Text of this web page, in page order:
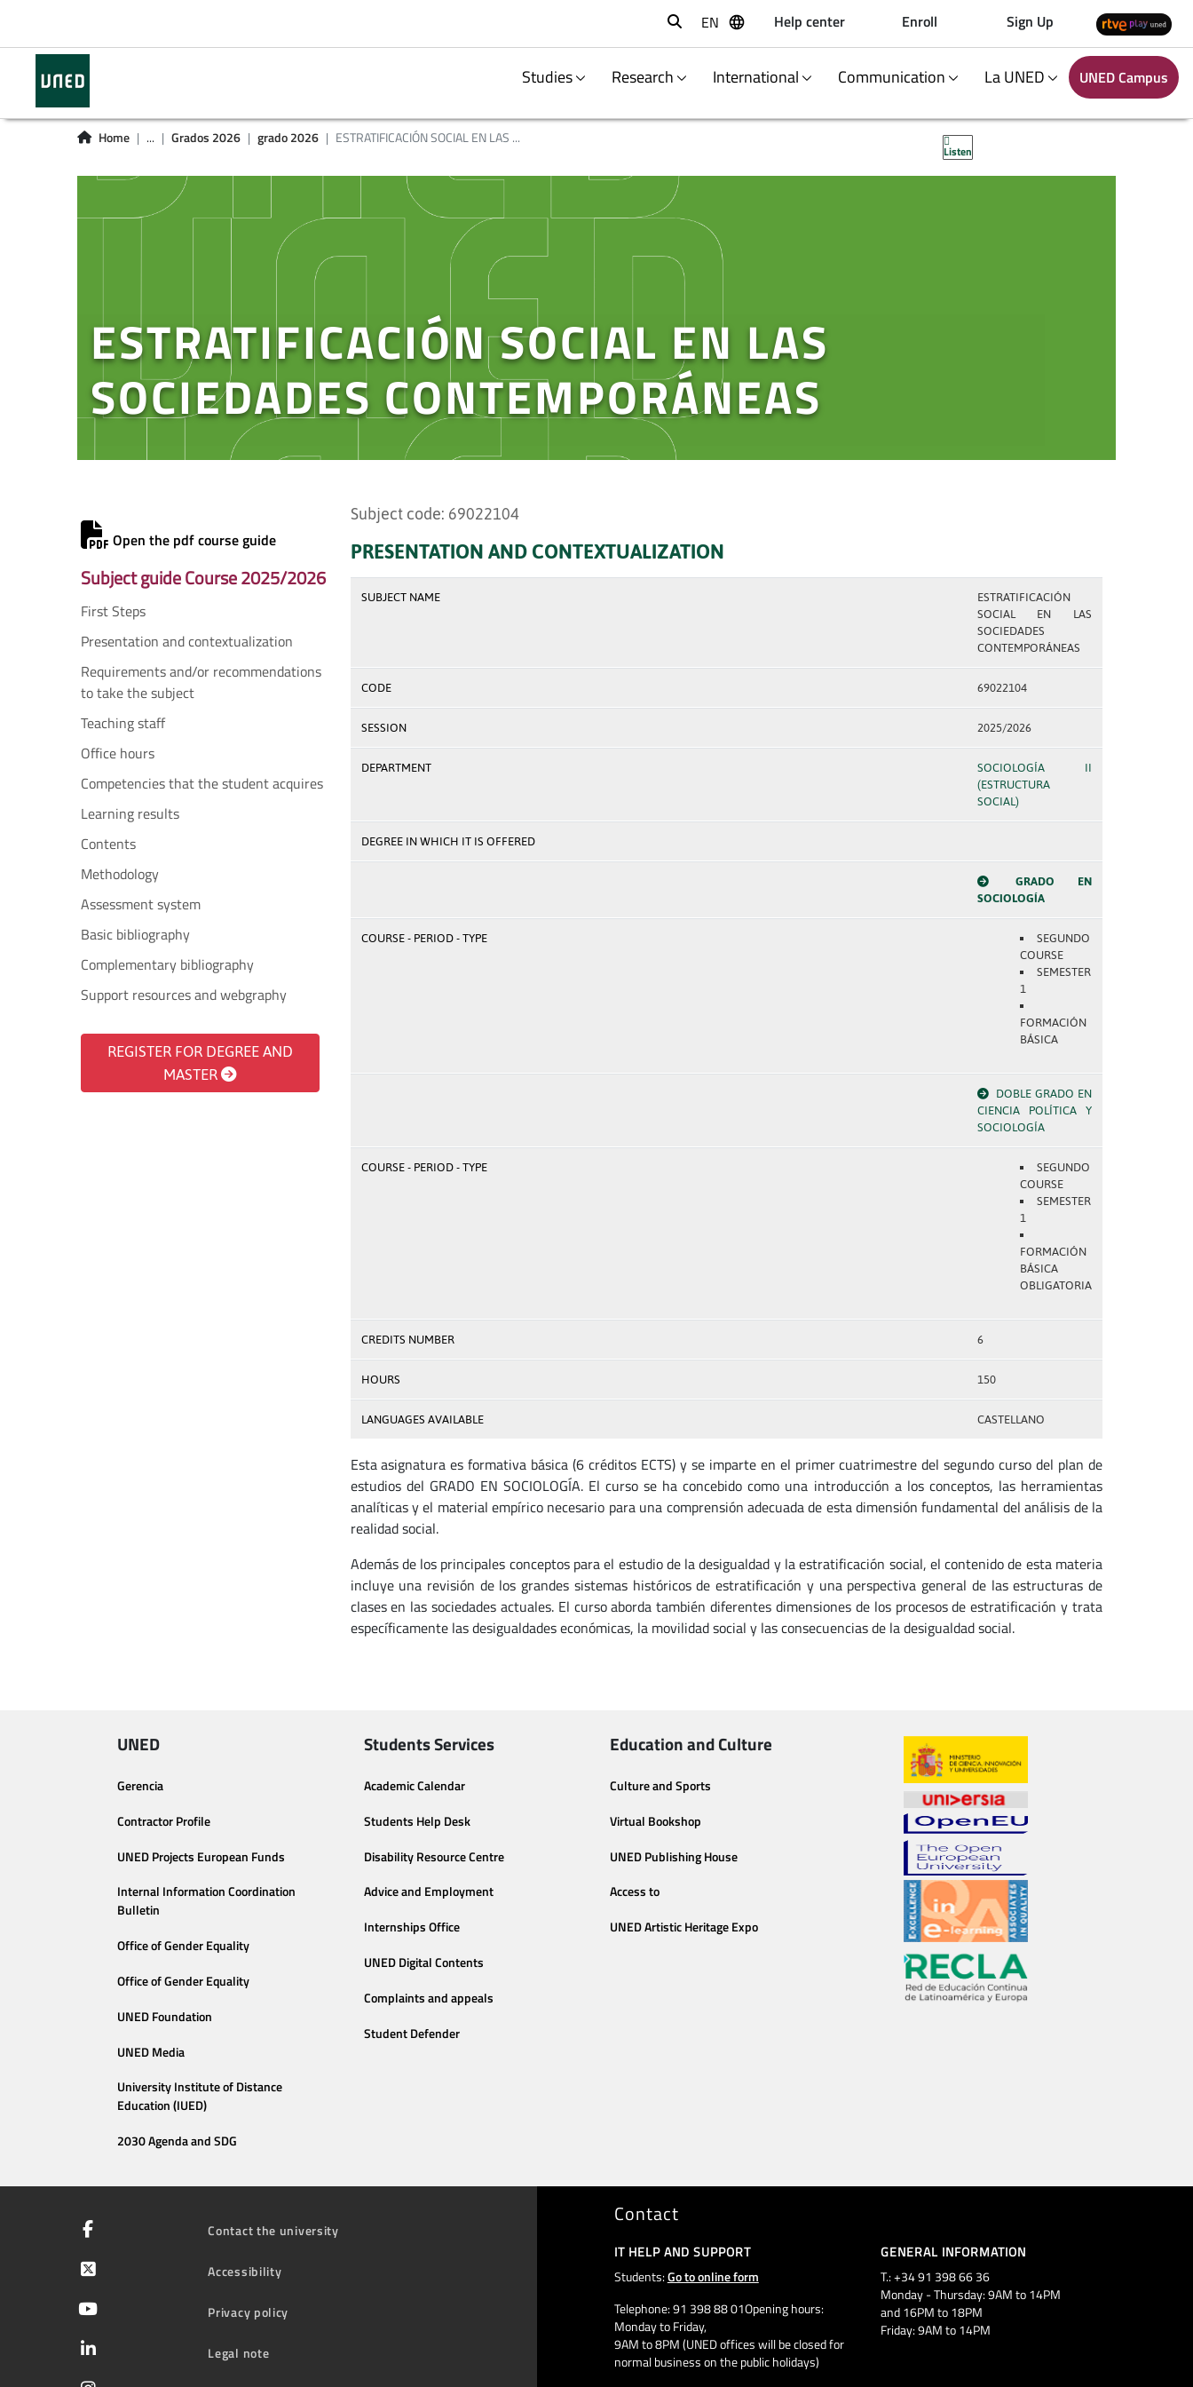
Buscar
EN Help center Enroll Sign Up
Studies Research International Communication La UNED UNED Campus
Home ... Grados 2026 grado 2026 ESTRATIFICACIÓN SOCIAL EN LAS ...
Listen
ESTRATIFICACIÓN SOCIAL EN LAS
SOCIEDADES CONTEMPORÁNEAS
Open the pdf course guide
Subject guide Course 2025/2026
First Steps
Presentation and contextualization
Requirements and/or recommendations
to take the subject
Teaching staff
Office hours
Competencies that the student acquires
Learning results
Contents
Methodology
Assessment system
Basic bibliography
Complementary bibliography
Support resources and webgraphy
REGISTER FOR DEGREE AND
MASTER
Subject code: 69022104
PRESENTATION AND CONTEXTUALIZATION
SUBJECT NAME
ESTRATIFICACIÓN
SOCIAL EN LAS
SOCIEDADES
CONTEMPORÁNEAS
CODE 69022104
SESSION 2025/2026
DEPARTMENT
SOCIOLOGÍA II
(ESTRUCTURA
SOCIAL)
DEGREE IN WHICH IT IS OFFERED
GRADO EN
SOCIOLOGÍA
COURSE - PERIOD - TYPE
SEGUNDO
COURSE
SEMESTER
1
FORMACIÓN
BÁSICA
DOBLE GRADO EN
CIENCIA POLÍTICA Y
SOCIOLOGÍA
COURSE - PERIOD - TYPE
SEGUNDO
COURSE
SEMESTER
1
FORMACIÓN
BÁSICA
OBLIGATORIA
CREDITS NUMBER 6
HOURS 150
LANGUAGES AVAILABLE CASTELLANO
Esta asignatura es formativa básica (6 créditos ECTS) y se imparte en el primer cuatrimestre del segundo curso del plan de
estudios del GRADO EN SOCIOLOGÍA. El curso se ha concebido como una introducción a los conceptos, las herramientas
analíticas y el material empírico necesario para una comprensión adecuada de esta dimensión fundamental del análisis de la
realidad social.
Además de los principales conceptos para el estudio de la desigualdad y la estratificación social, el contenido de esta materia
incluye una revisión de los grandes sistemas históricos de estratificación y una perspectiva general de las estructuras de
clases en las sociedades actuales. El curso aborda también diferentes dimensiones de los procesos de estratificación y trata
específicamente las desigualdades económicas, la movilidad social y las consecuencias de la desigualdad social.
UNED
Gerencia
Contractor Profile
UNED Projects European Funds
Internal Information Coordination
Bulletin
Office of Gender Equality
Office of Gender Equality
UNED Foundation
UNED Media
University Institute of Distance
Education (IUED)
2030 Agenda and SDG
Students Services
Academic Calendar
Students Help Desk
Disability Resource Centre
Advice and Employment
Internships Office
UNED Digital Contents
Complaints and appeals
Student Defender
Education and Culture
Culture and Sports
Virtual Bookshop
UNED Publishing House
Access to
UNED Artistic Heritage Expo
Contact the university
Accessibility
Privacy policy
Legal note
Contact
IT HELP AND SUPPORT
Students:Go to online form
Telephone: 91 398 88 01Opening hours:
Monday to Friday,
9AM to 8PM (UNED offices will be closed for
normal business on the public holidays)
GENERAL INFORMATION
T.: +34 91 398 66 36
Monday - Thursday: 9AM to 14PM
and 16PM to 18PM
Friday: 9AM to 14PM